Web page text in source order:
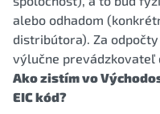
alebo odhadom
distribútora). Za
výlučne prevádzkovateľ
Ako zistím vo
EIC kód?